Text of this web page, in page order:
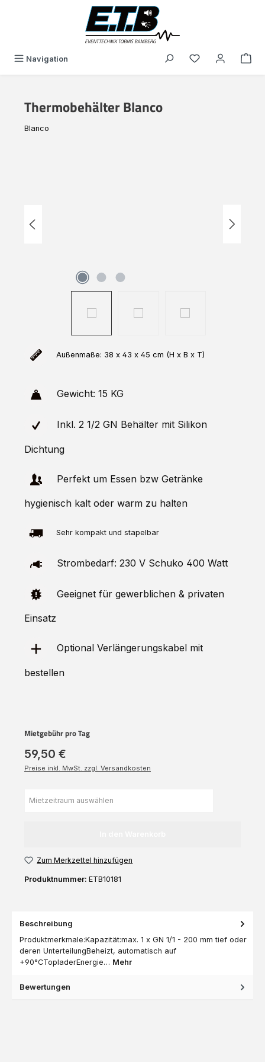
Navigation Du hast 0
Thermobehälter Blanco
Blanco
Außenmaße: 38 x 43 x 45 cm (H x B x T)
Gewicht: 15 KG
Inkl. 2 1/2 GN Behälter mit Silikon
Dichtung
Perfekt um Essen bzw Getränke
hygienisch kalt oder warm zu halten
Sehr kompakt und stapelbar
Strombedarf: 230 V Schuko 400 Watt
Geeignet für gewerblichen & privaten
Einsatz
Optional Verlängerungskabel mit
bestellen
Mietgebühr pro Tag
59,50 €
Preise inkl. MwSt. zzgl. Versandkosten
Zum Merkzettel hinzufügen
Produktnummer: ETB10181
Beschreibung
Produktmerkmale:Kapazität:max. 1 x GN 1/1 - 200 mm tief oder
deren UnterteilungBeheizt, automatisch auf
+90°CTopladerEnergie… Mehr
Bewertungen